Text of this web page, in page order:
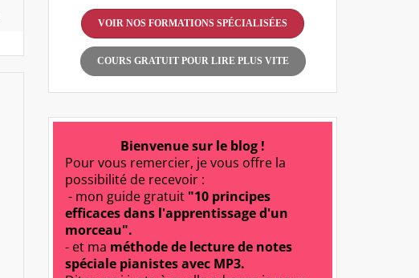
VOIR NOS FORMATIONS SPÉCIALISÉES
COURS GRATUIT POUR LIRE PLUS VITE